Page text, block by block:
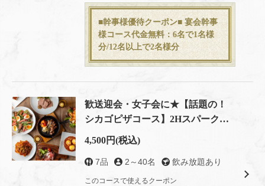
■幹事様優待クーポン■ 宴会幹事
様コース代金無料：6名で1名様
分/12名以上で2名様分
歓送迎会・女子会に★【話題の！
シカゴピザコース】2Hスパークリ
ングワイン含飲放題付 全7品
4,500円(税込)
7品 2～40名 飲み放題あり
このコースで使えるクーポン
コース | シカゴピザ＆スフレオムレツ Meat&Cheese
東京都新宿区歌舞伎町１-６-６ 橋本ビル ２F
https://meat-and-cheese-ark2nd.owst.jp/courses